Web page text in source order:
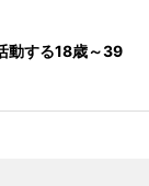
動する18歳～39